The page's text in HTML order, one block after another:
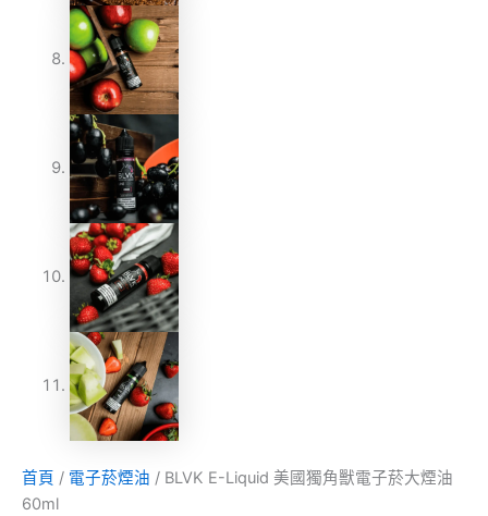
首頁 / 電子菸煙油 / BLVK E-Liquid 美國獨角獸電子菸大煙油
60ml